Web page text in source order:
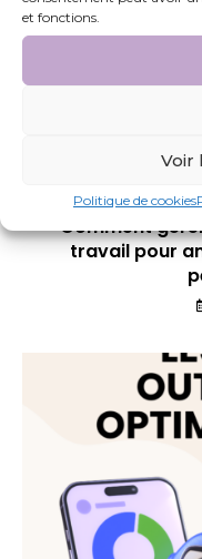
et fonctions.
Voir
Politique de cookies
Comment
travail pour